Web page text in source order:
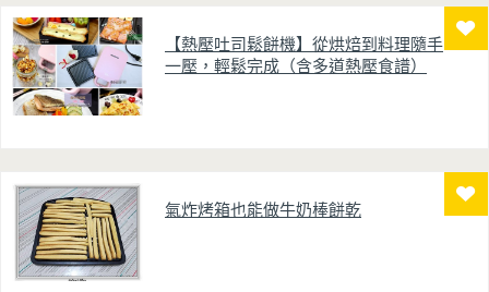
【熱壓吐司鬆餅機】從烘焙到料理隨手
一壓，輕鬆完成（含多道熱壓食譜）
氣炸烤箱也能做牛奶棒餅乾